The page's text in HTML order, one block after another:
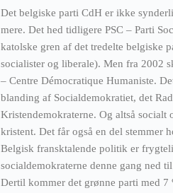
Det belgiske parti CdH er ikke
mere. Det hed tidligere PSC – Parti
katolske gren af det tredelte belgiske
socialister og liberale). Men fra 2002
– Centre Démocratique Humaniste.
blanding af Socialdemokratiet, det
Kristendemokraterne. Og altså socialt
kristent. Det får også en del stemmer
Belgisk fransktalende politik er
socialdemokraterne denne gang ned
Dertil kommer det grønne parti med 7